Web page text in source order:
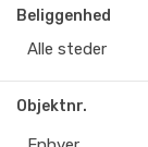
Beliggenhed
Alle steder
Objektnr.